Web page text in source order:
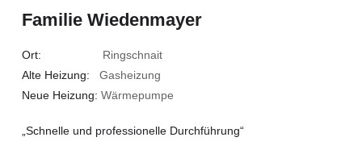
Familie Wiedenmayer
Ort: Ringschnait
Alte Heizung: Gasheizung
Neue Heizung: Wärmepumpe
„Schnelle und professionelle Durchführung“